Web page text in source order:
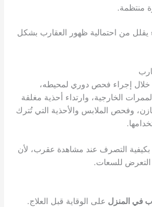
منتظمة.
يقلل من احتمالية ظهور العقارب بشكل
خلال إجراء فحص دوري لمحيطه،
الخارجية، وارتداء أحذية مغلقة
وفحص الملابس والأحذية التي تُترك
بكيفية التصرف عند مشاهدة عقرب، لأن
التعرض للسعات.
في المنزل على الوقاية قبل العلاج.